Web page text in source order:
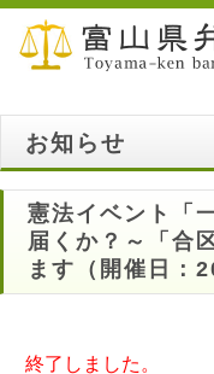
お知らせ
憲法イベント「
届くか？～「合
ます（開催日：
終了しました。